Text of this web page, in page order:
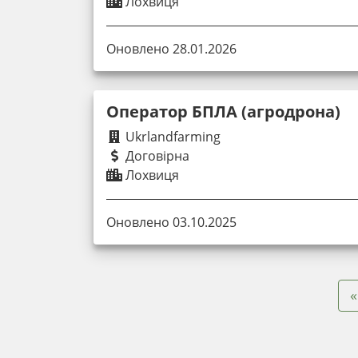
Оновлено 28.01.2026
Оператор БПЛА (агродрона)
Ukrlandfarming
Договірна
Лохвиця
Оновлено 03.10.2025
«